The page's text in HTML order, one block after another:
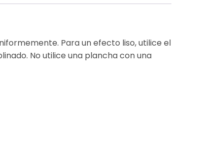
Para un efecto liso, utilice el
No utilice una plancha con una
de Amonio, Dimeticona, Carbómero,